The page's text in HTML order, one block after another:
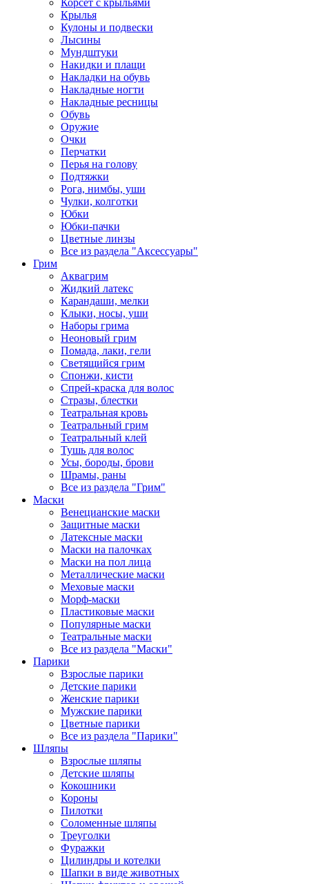
Корсет с крыльями
Крылья
Кулоны и подвески
Лысины
Мундштуки
Накидки и плащи
Накладки на обувь
Накладные ногти
Накладные ресницы
Обувь
Оружие
Очки
Перчатки
Перья на голову
Подтяжки
Рога, нимбы, уши
Чулки, колготки
Юбки
Юбки-пачки
Цветные линзы
Все из раздела "Аксессуары"
Грим
Аквагрим
Жидкий латекс
Карандаши, мелки
Клыки, носы, уши
Наборы грима
Неоновый грим
Помада, лаки, гели
Светящийся грим
Спонжи, кисти
Спрей-краска для волос
Стразы, блестки
Театральная кровь
Театральный грим
Театральный клей
Тушь для волос
Усы, бороды, брови
Шрамы, раны
Все из раздела "Грим"
Маски
Венецианские маски
Защитные маски
Латексные маски
Маски на палочках
Маски на пол лица
Металлические маски
Меховые маски
Морф-маски
Пластиковые маски
Популярные маски
Театральные маски
Все из раздела "Маски"
Парики
Взрослые парики
Детские парики
Женские парики
Мужские парики
Цветные парики
Все из раздела "Парики"
Шляпы
Взрослые шляпы
Детские шляпы
Кокошники
Короны
Пилотки
Соломенные шляпы
Треуголки
Фуражки
Цилиндры и котелки
Шапки в виде животных